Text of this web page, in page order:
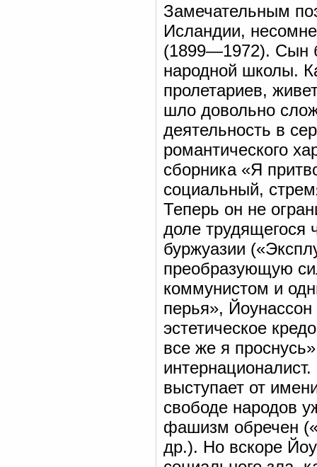
Замечательным
Исландии,
(1899—1972). Сын
народной школы.
пролетариев,
шло довольно
деятельность в
романтического
сборника «Я
социальный,
Теперь он не
доле трудящегося
буржуазии
преобразующую
коммунистом и
перья»,
эстетическое
все же я
выступает от
свободе народов
фашизм обречен
др.). Но вскоре